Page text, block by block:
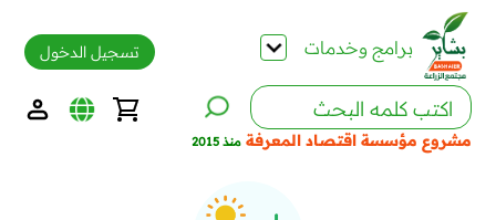
برامج وخدمات
مشروع مؤسسة اقتصاد المعرفة منذ 2015
تسجيل الدخول